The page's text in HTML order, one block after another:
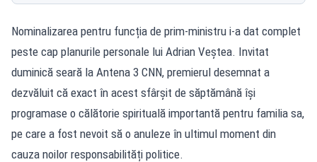
Nominalizarea pentru funcția de prim-ministru i-a dat complet
peste cap planurile personale lui Adrian Veștea. Invitat
duminică seară la Antena 3 CNN, premierul desemnat a
dezvăluit că exact în acest sfârșit de săptămână își
programase o călătorie spirituală importantă pentru familia sa,
pe care a fost nevoit să o anuleze în ultimul moment din
cauza noilor responsabilități politice.